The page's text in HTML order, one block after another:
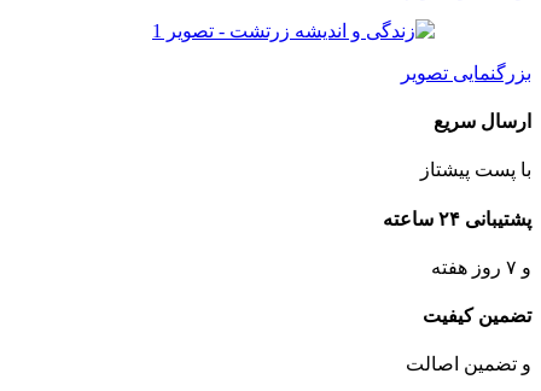
بزرگنمایی تصویر
ارسال سریع
با پست پیشتاز
پشتیبانی ۲۴ ساعته
و ۷ روز هفته
تضمین کیفیت
و تضمین اصالت